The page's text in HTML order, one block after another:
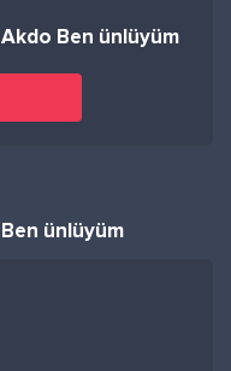
Ben ünlüyüm
ünlüyüm